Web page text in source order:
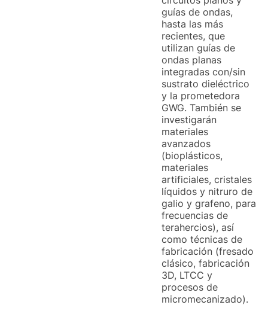
guías de ondas,
hasta las más
recientes, que
utilizan guías de
ondas planas
integradas con/sin
sustrato dieléctrico
y la prometedora
GWG. También se
investigarán
materiales
avanzados
(bioplásticos,
materiales
artificiales, cristales
líquidos y nitruro de
galio y grafeno, para
frecuencias de
terahercios), así
como técnicas de
fabricación (fresado
clásico, fabricación
3D, LTCC y
procesos de
micromecanizado).